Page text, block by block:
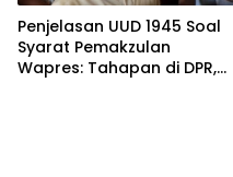
Penjelasan UUD 1945 Soal
Syarat Pemakzulan
Wapres: Tahapan di DPR,